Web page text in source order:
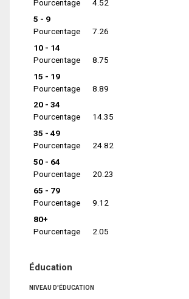
Pourcentage
4.52
5 - 9
Pourcentage
7.26
10 - 14
Pourcentage
8.75
15 - 19
Pourcentage
8.89
20 - 34
Pourcentage
14.35
35 - 49
Pourcentage
24.82
50 - 64
Pourcentage
20.23
65 - 79
Pourcentage
9.12
80+
Pourcentage
2.05
Éducation
NIVEAU D'ÉDUCATION